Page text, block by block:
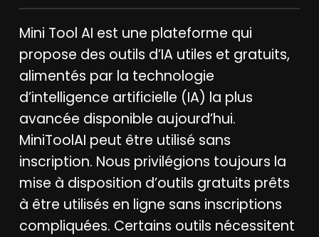
Mini Tool AI est une plateforme qui
propose des outils d’IA utiles et gratuits,
alimentés par la technologie
d’intelligence artificielle (IA) la plus
avancée disponible aujourd’hui.
MiniToolAI peut être utilisé sans
inscription. Nous privilégions toujours la
mise à disposition d’outils gratuits prêts
à être utilisés en ligne sans inscriptions
compliquées. Certains outils nécessitent